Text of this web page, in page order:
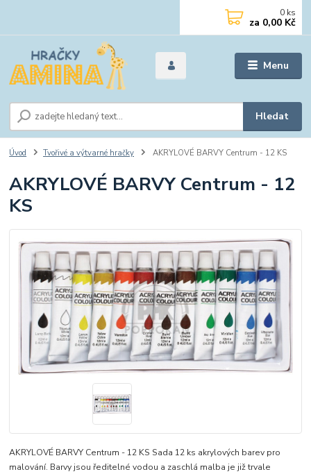
Menu
Hledat
0 ks
za 0,00 Kč
Úvod Tvořivé a výtvarné hračky AKRYLOVÉ BARVY Centrum - 12 KS
AKRYLOVÉ BARVY Centrum - 12
KS
AKRYLOVÉ BARVY Centrum - 12 KS Sada 12 ks akrylových barev pro
malování. Barvy jsou ředitelné vodou a zaschlá malba je již trvale